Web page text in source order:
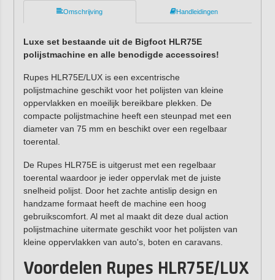
Omschrijving Handleidingen
Luxe set bestaande uit de Bigfoot HLR75E
polijstmachine en alle benodigde accessoires!
Rupes HLR75E/LUX is een excentrische
polijstmachine geschikt voor het polijsten van kleine
oppervlakken en moeilijk bereikbare plekken. De
compacte polijstmachine heeft een steunpad met een
diameter van 75 mm en beschikt over een regelbaar
toerental.
De Rupes HLR75E is uitgerust met een regelbaar
toerental waardoor je ieder oppervlak met de juiste
snelheid polijst. Door het zachte antislip design en
handzame formaat heeft de machine een hoog
gebruikscomfort. Al met al maakt dit deze dual action
polijstmachine uitermate geschikt voor het polijsten van
kleine oppervlakken van auto's, boten en caravans.
Voordelen Rupes HLR75E/LUX